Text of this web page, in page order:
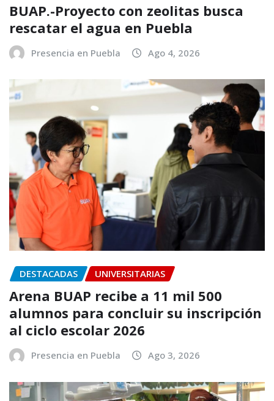
BUAP.-Proyecto con zeolitas busca
rescatar el agua en Puebla
Presencia en Puebla Ago 4, 2026
DESTACADAS UNIVERSITARIAS
Arena BUAP recibe a 11 mil 500
alumnos para concluir su inscripción
al ciclo escolar 2026
Presencia en Puebla Ago 3, 2026